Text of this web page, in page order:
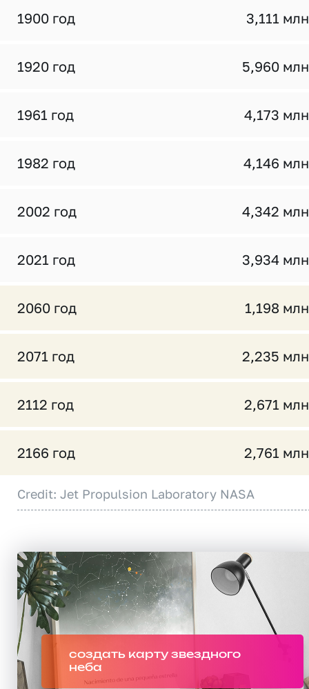
1900 год 3,111
1920 год 5,960
1961 год 4,173
1982 год 4,146
2002 год 4,342
2021 год 3,934
2060 год 1,198
2071 год 2,235
2112 год 2,671
2166 год 2,761
Credit: Jet Propulsion Laboratory NASA
создать карту звездного
неба